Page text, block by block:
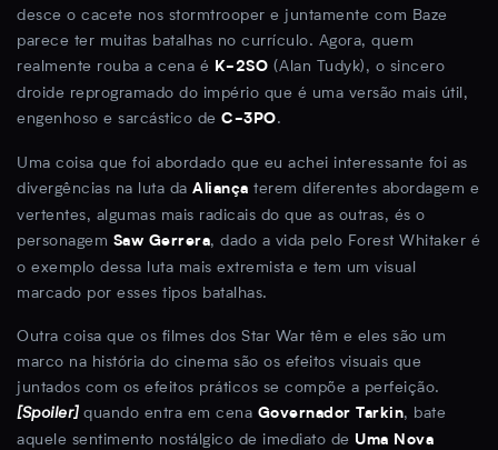
desce o cacete nos stormtrooper e juntamente com Baze
parece ter muitas batalhas no currículo. Agora, quem
realmente rouba a cena é K-2SO (Alan Tudyk), o sincero
droide reprogramado do império que é uma versão mais útil,
engenhoso e sarcástico de C-3PO.
Uma coisa que foi abordado que eu achei interessante foi as
divergências na luta da Aliança terem diferentes abordagem e
vertentes, algumas mais radicais do que as outras, és o
personagem Saw Gerrera, dado a vida pelo Forest Whitaker é
o exemplo dessa luta mais extremista e tem um visual
marcado por esses tipos batalhas.
Outra coisa que os filmes dos Star War têm e eles são um
marco na história do cinema são os efeitos visuais que
juntados com os efeitos práticos se compõe a perfeição.
[Spoiler]quando entra em cena Governador Tarkin, bate
aquele sentimento nostálgico de imediato de Uma Nova